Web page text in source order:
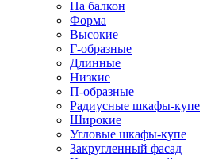
На балкон
Форма
Высокие
Г-образные
Длинные
Низкие
П-образные
Радиусные шкафы-купе
Широкие
Угловые шкафы-купе
Закругленный фасад